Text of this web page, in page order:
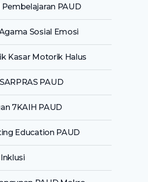
PAUD
Sosial Emosi
Kasar Motorik Halus
PAUD
7KAIH PAUD
Education PAUD